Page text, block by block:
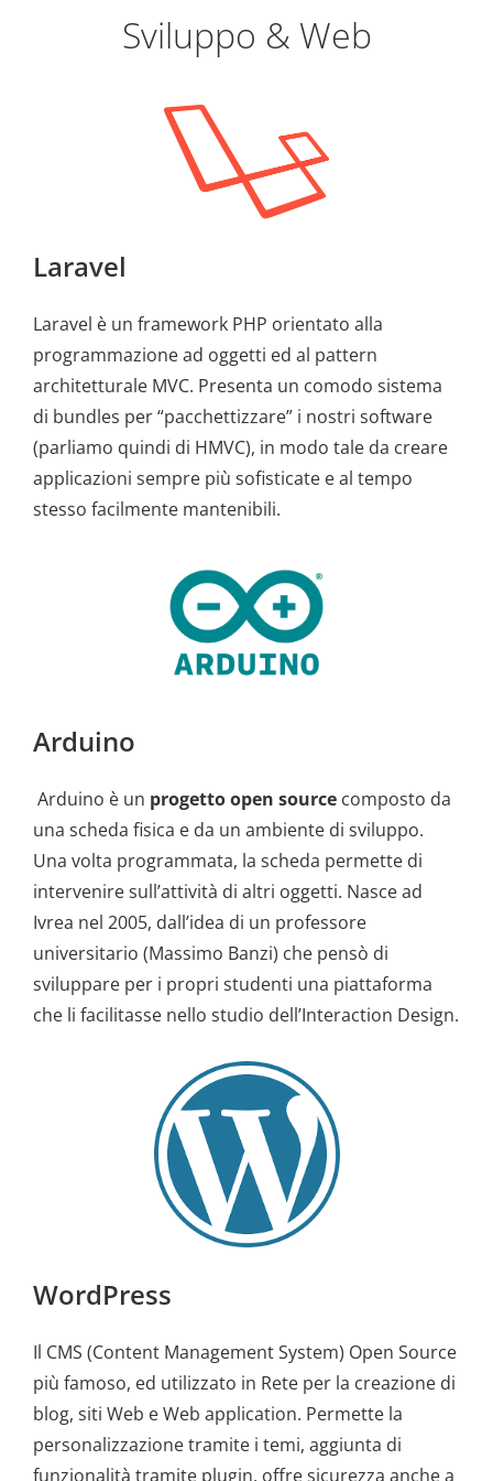
Sviluppo & Web
Laravel
Laravel è un framework PHP orientato alla
programmazione ad oggetti ed al pattern
architetturale MVC. Presenta un comodo sistema
di bundles per “pacchettizzare” i nostri software
(parliamo quindi di HMVC), in modo tale da creare
applicazioni sempre più sofisticate e al tempo
stesso facilmente mantenibili.
Arduino
Arduino è un progetto open source composto da
una scheda fisica e da un ambiente di sviluppo.
Una volta programmata, la scheda permette di
intervenire sull’attività di altri oggetti. Nasce ad
Ivrea nel 2005, dall’idea di un professore
universitario (Massimo Banzi) che pensò di
sviluppare per i propri studenti una piattaforma
che li facilitasse nello studio dell’Interaction Design.
WordPress
Il CMS (Content Management System) Open Source
più famoso, ed utilizzato in Rete per la creazione di
blog, siti Web e Web application. Permette la
personalizzazione tramite i temi, aggiunta di
funzionalità tramite plugin, offre sicurezza anche a